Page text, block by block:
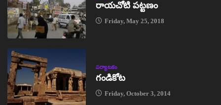
రాయచోటి పట్టణం
Friday, May 25, 2018
పర్యాటకం
గండికోట
Friday, October 3, 2014